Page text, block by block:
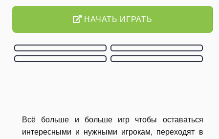
НАЧАТЬ ИГРАТЬ
Всё больше и больше игр чтобы оставаться
интересными и нужными игрокам, переходят в